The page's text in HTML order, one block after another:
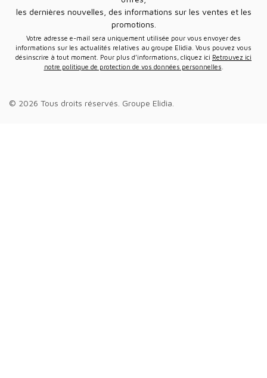
les dernières nouvelles, des informations sur les ventes et les
promotions.
Votre adresse e-mail sera uniquement utilisée pour vous envoyer des
informations sur les actualités relatives au groupe Elidia. Vous pouvez vous
désinscrire à tout moment. Pour plus d’informations, cliquez ici Retrouvez ici
notre politique de protection de vos données personnelles
© 2026 Tous droits réservés. Groupe Elidia